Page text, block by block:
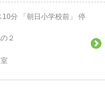
10分 「朝日小学校前」 停
２